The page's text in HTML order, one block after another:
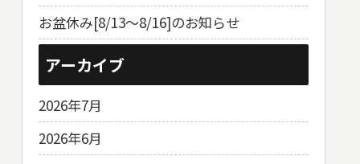
お盆休み[8/13～8/16]のお知らせ
アーカイブ
2026年7月
2026年6月